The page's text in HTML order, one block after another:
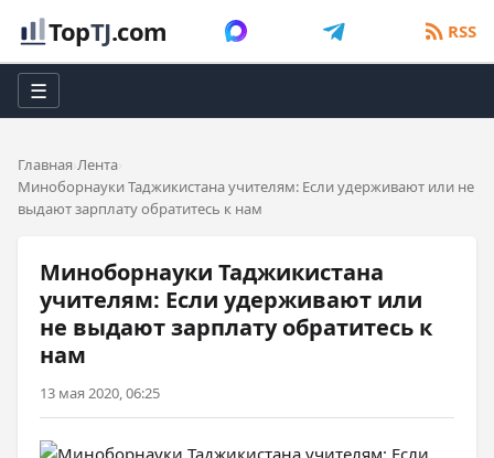
TopTJ.com RSS
☰
Главная Лента
Миноборнауки Таджикистана учителям: Если удерживают или не
выдают зарплату обратитесь к нам
Миноборнауки Таджикистана
учителям: Если удерживают или
не выдают зарплату обратитесь к
нам
13 мая 2020, 06:25